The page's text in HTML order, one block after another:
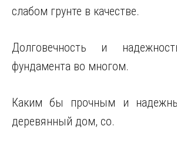
слабом грунте в качестве.
Долговечность и
фундамента во многом.
Каким бы прочным и
деревянный дом, со.